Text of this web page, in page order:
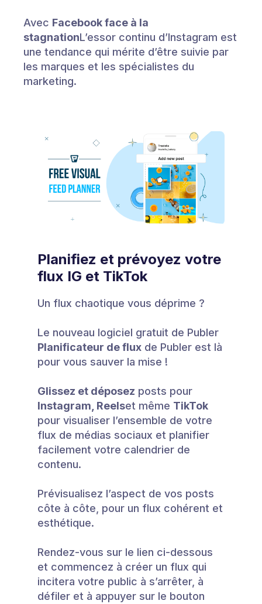
Avec Facebook face à la
stagnationL’essor continu d’Instagram est
une tendance qui mérite d’être suivie par
les marques et les spécialistes du
marketing.
Planifiez et prévoyez votre
flux IG et TikTok
Un flux chaotique vous déprime ?
Le nouveau logiciel gratuit de Publer
Planificateur de flux de Publer est là
pour vous sauver la mise !
Glissez et déposez posts pour
Instagram, Reelset même TikTok
pour visualiser l’ensemble de votre
flux de médias sociaux et planifier
facilement votre calendrier de
contenu.
Prévisualisez l’aspect de vos posts
côte à côte, pour un flux cohérent et
esthétique.
Rendez-vous sur le lien ci-dessous
et commencez à créer un flux qui
incitera votre public à s’arrêter, à
défiler et à appuyer sur le bouton